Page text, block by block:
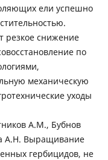
ели успешно
резкое снижение
по
механическую
уходы
А.М., Бубнов
А.Н. Выращивание
гербицидов, не